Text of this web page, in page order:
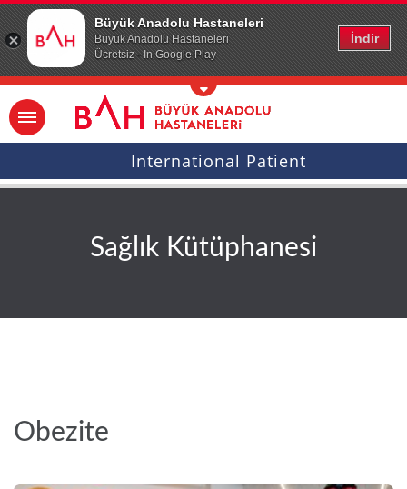
Büyük Anadolu Hastaneleri
Büyük Anadolu Hastaneleri
Ücretsiz - In Google Play
İndir
Ana icerige atla
International Patient
Sağlık Kütüphanesi
Obezite